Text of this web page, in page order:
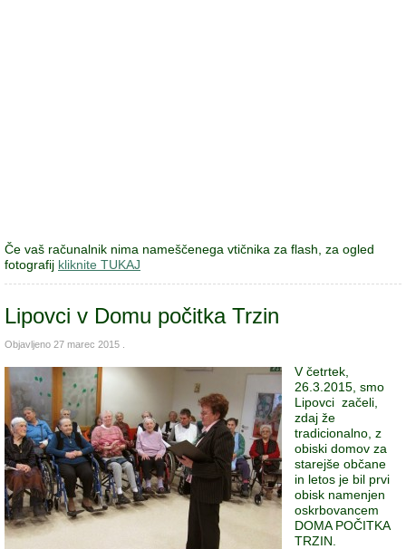
Če vaš računalnik nima nameščenega vtičnika za flash, za ogled
fotografij kliknite TUKAJ
Lipovci v Domu počitka Trzin
Objavljeno 27 marec 2015
V četrtek,
26.3.2015, smo
Lipovci začeli,
zdaj že
tradicionalno, z
obiski domov za
starejše občane
in letos je bil prvi
obisk namenjen
oskrbovancem
DOMA POČITKA
TRZIN.